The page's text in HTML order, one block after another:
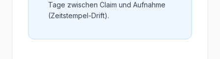
Tage zwischen Claim und Aufnahme
(Zeitstempel-Drift).